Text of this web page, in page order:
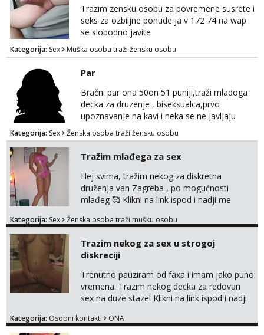
Trazim zensku osobu za povremene susrete i
seks za ozbiljne ponude ja v 172 74 na wap
se slobodno javite
Kategorija: Sex Muška osoba traži žensku osobu
Par
Bračni par ona 50on 51 puniji,traži mladoga
decka za druzenje , biseksualca,prvo
upoznavanje na kavi i neka se ne javljaju
stariji od 30 godina
Kategorija: Sex Ženska osoba traži žensku osobu
Tražim mlađega za sex
Hej svima, tražim nekog za diskretna
druženja van Zagreba , po mogućnosti
mlađeg 🥰 Klikni na link ispod i nadji me
Kategorija: Sex Ženska osoba traži mušku osobu
Trazim nekog za sex u strogoj
diskreciji
Trenutno pauziram od faxa i imam jako puno
vremena. Trazim nekog decka za redovan
sex na duze staze! Klikni na link ispod i nadji
Kategorija: Osobni kontakti ONA